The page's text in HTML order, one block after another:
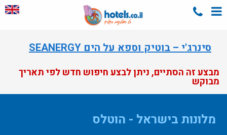
סינרג'י – בוטיק וספא על הים SEANERGY
מבצע זה הסתיים, ניתן לבצע חיפוש חדש לפי תאריך
מבוקש
מלונות בישראל - הוטלס